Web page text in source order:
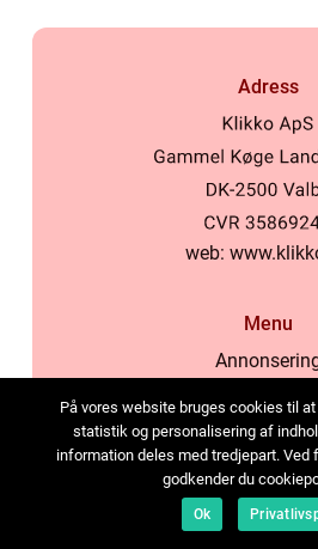
Adress
web:
Menu
Cookies
Kontakta
Sitemap
På vores website bruges cookies til
statistik og personalisering af
information deles med tredjepart.
godkender du
Ok